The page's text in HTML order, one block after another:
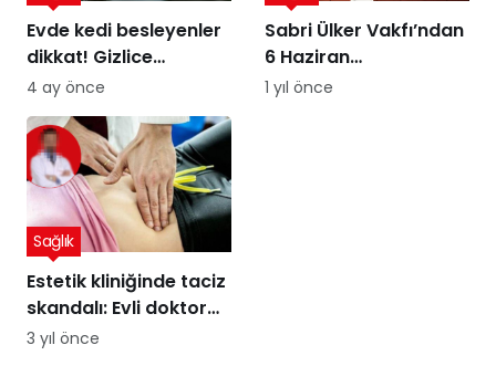
Evde kedi besleyenler
dikkat! Gizlice
yerleşen parazit,
görme kaybına yol
açıyor
4 ay önce
Sabri Ülker Vakfı’ndan
6 Haziran
Diyetisyenler Günü’ne
1 yıl önce
Estetik kliniğinde taciz
skandalı: Evli doktor
hakkında korkunç
Sağlık
3 yıl önce